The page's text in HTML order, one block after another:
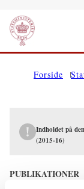
Gå til forsiden
Forside
Indholdet på
(2015-16)
PUBLIKATIONER